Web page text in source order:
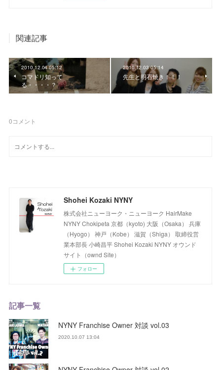
関連記事
2010.12.04 05:12
コマドリ知って
る・・・・？
2010.12.03 05:14
先生と明石焼き！！！
0コメント
Shohei Kozaki NYNY
株式会社ニューヨーク・ニューヨーク HairMake
NYNY Chokipeta 京都（kyoto) 大阪（Osaka） 兵庫
（Hyogo） 神戸（Kobe） 滋賀（Shiga） 取締役営
業本部長 小崎昌平 Shohei Kozaki NYNY オウンド
サイト（ownd Site）
フォロー
記事一覧
NYNY Franchise Owner 対談 vol.03
2020.10.07 13:04